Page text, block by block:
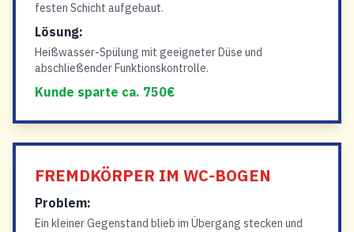
festen Schicht aufgebaut.
Lösung:
Heißwasser-Spülung mit geeigneter Düse und
abschließender Funktionskontrolle.
Kunde sparte ca. 750€
FREMDKÖRPER IM WC-BOGEN
Problem:
Ein kleiner Gegenstand blieb im Übergang stecken und